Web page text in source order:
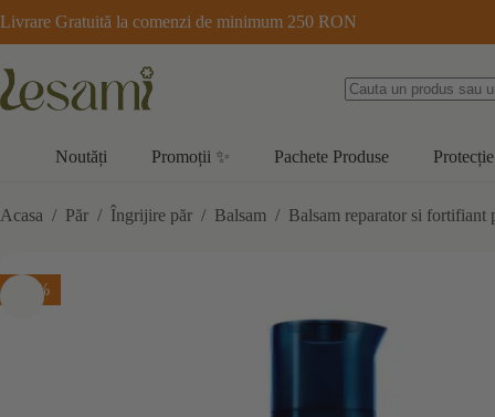
la
conținut
Livrare Gratuită la comenzi de minimum 250 RON
Noutăți Promoții ✨ Pachete Produse
Acasa / Păr / Îngrijire păr / Balsam / Balsam reparator si fortifiant
-10%